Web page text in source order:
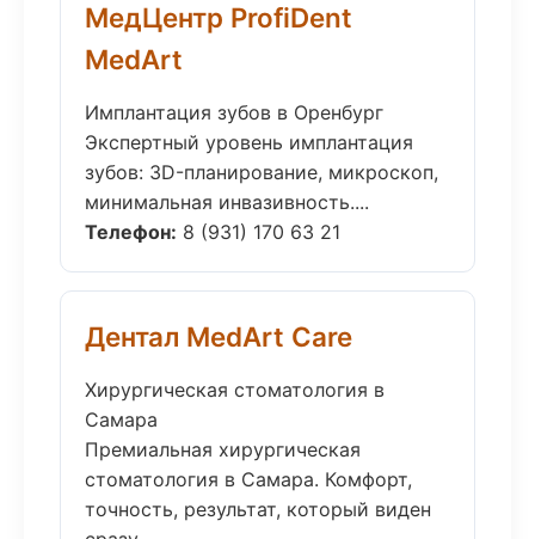
МедЦентр ProfiDent
MedArt
Имплантация зубов в Оренбург
Экспертный уровень имплантация
зубов: 3D-планирование, микроскоп,
минимальная инвазивность....
Телефон: 8 (931) 170 63 21
Дентал MedArt Care
Хирургическая стоматология в
Самара
Премиальная хирургическая
стоматология в Самара. Комфорт,
точность, результат, который виден